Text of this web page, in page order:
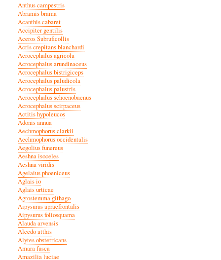
Anthus campestris
Abramis brama
Acanthis cabaret
Accipiter gentilis
Aceros Subruficollis
Acris crepitans blanchardi
Acrocephalus agricola
Acrocephalus arundinaceus
Acrocephalus bistrigiceps
Acrocephalus paludicola
Acrocephalus palustris
Acrocephalus schoenobaenus
Acrocephalus scirpaceus
Actitis hypoleucos
Adonis annua
Aechmophorus clarkii
Aechmophorus occidentalis
Aegolius funereus
Aeshna isoceles
Aeshna viridis
Agelaius phoeniceus
Aglais io
Aglais urticae
Agrostemma githago
Aipysurus apraefrontalis
Aipysurus foliosquama
Alauda arvensis
Alcedo atthis
Alytes obstetricans
Amara fusca
Amazilia luciae